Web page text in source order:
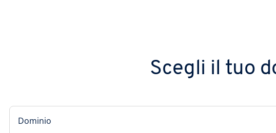
Scegli il tuo
Dominio